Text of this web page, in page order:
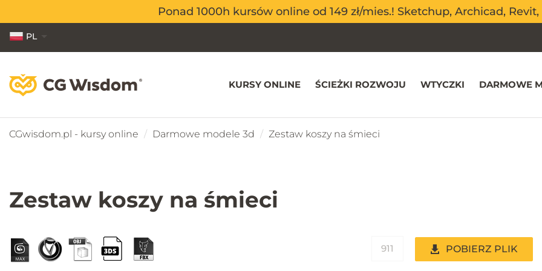
Ponad 1000h kursów online od 149 zł/mies.! Sketchup, Archicad,
Ponad 1000h kursów online od 149 zł/mies.! Sketchup, Archicad,
PL
EN
KURSY ONLINE ŚCIEŻKI ROZWOJU WTYCZKI DARMOWE
CGwisdom.pl - kursy online Darmowe modele 3d Zestaw koszy na śmieci
Zestaw koszy na śmieci
911 POBIERZ PLIK